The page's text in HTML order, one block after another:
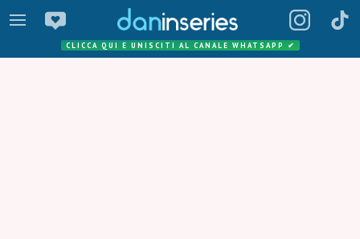
CLICCA QUI E UNISCITI AL CANALE WHATSAPP ✔